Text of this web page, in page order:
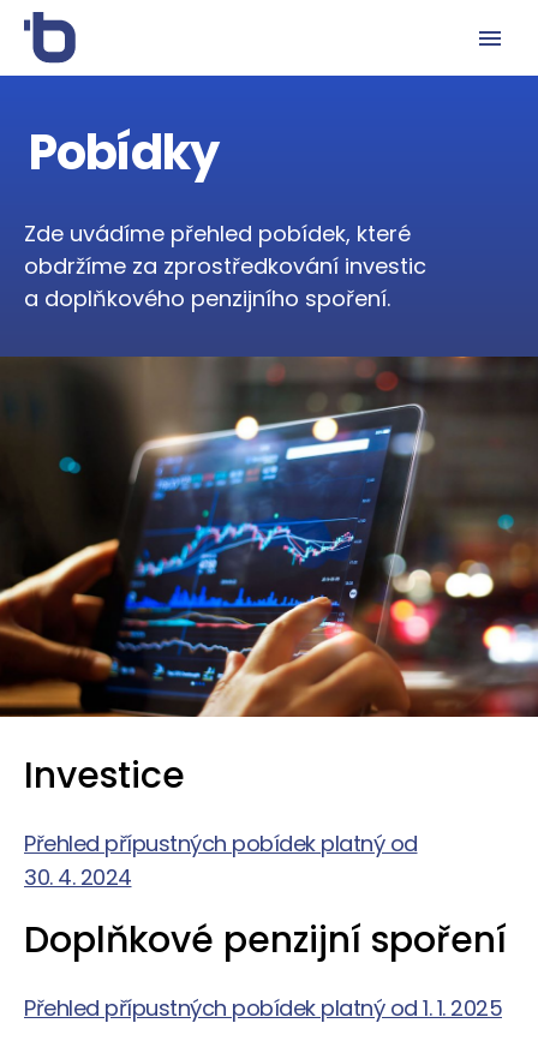
Pobídky
Zde uvádíme přehled pobídek, které
obdržíme za zprostředkování investic
a doplňkového penzijního spoření.
Investice
Přehled přípustných pobídek platný od
30. 4. 2024
Doplňkové penzijní spoření
Přehled přípustných pobídek platný od 1. 1. 2025